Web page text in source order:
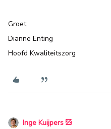
Groet,
Dianne Enting
Hoofd Kwaliteitszorg
Inge Kuijpers